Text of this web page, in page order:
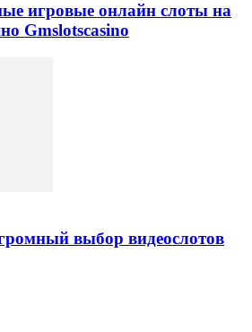
игровые онлайн слоты на
Gmslotscasino
выбор видеослотов